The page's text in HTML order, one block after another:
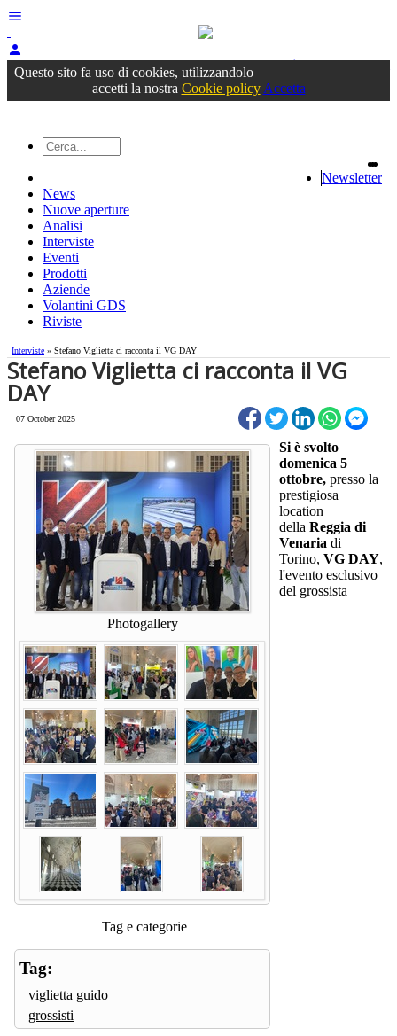
menu
person
Accedioppure registrati
Questo sito fa uso di cookies, utilizzandolo
accetti la nostra Cookie policy Accetta
Newsletter
News
Nuove aperture
Analisi
Interviste
Eventi
Prodotti
Aziende
Volantini GDS
Riviste
Interviste » Stefano Viglietta ci racconta il VG DAY
Stefano Viglietta ci racconta il VG
DAY
07 October 2025
Photogallery
Tag e categorie
Tag:
viglietta guido
grossisti
Si è svolto
domenica 5
ottobre, presso la
prestigiosa
location
della Reggia di
Venaria di
Torino, VG DAY,
l'evento esclusivo
del grossista